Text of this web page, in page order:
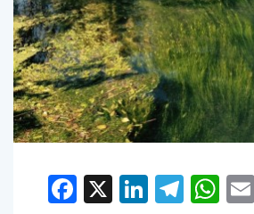
Facebook
X LinkedIn